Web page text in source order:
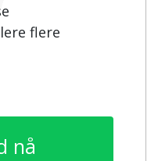
flere
nå